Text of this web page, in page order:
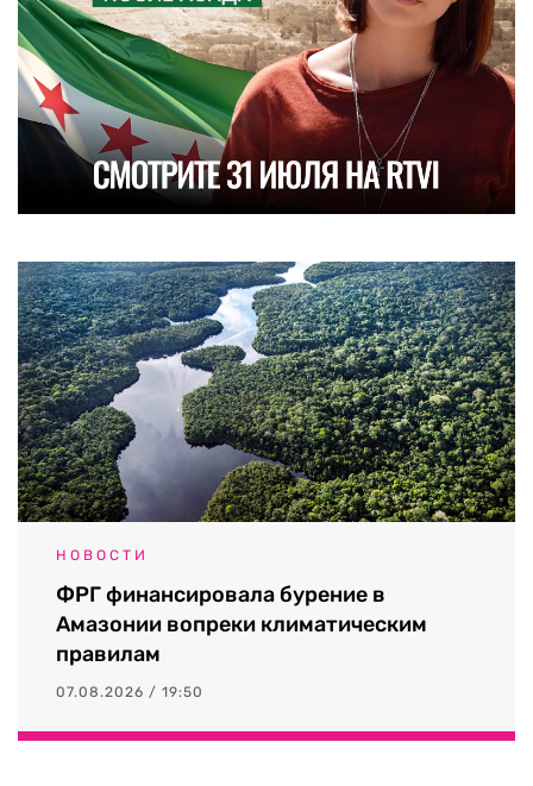
НОВОСТИ
ФРГ финансировала бурение в
Амазонии вопреки климатическим
правилам
07.08.2026 / 19:50